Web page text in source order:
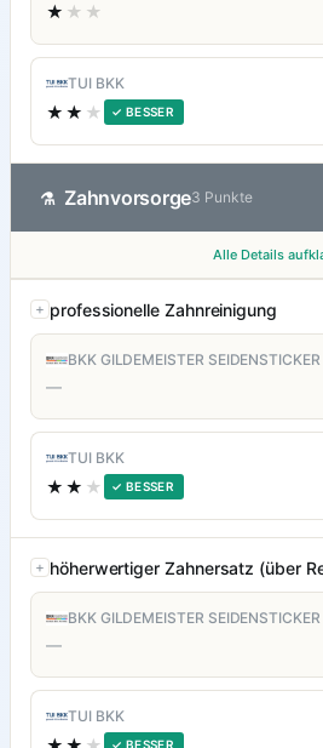
★ ★★
TUI BKK
★★ ★ ✓ BESSER
⚗ Zahnvorsorge3 Punkte
Alle Details
professionelle Zahnreinigung
BKK GILDEMEISTER SEIDENSTICKER
—
TUI BKK
★★ ★ ✓ BESSER
höherwertiger Zahnersatz (über
BKK GILDEMEISTER SEIDENSTICKER
—
TUI BKK
✓ BESSER